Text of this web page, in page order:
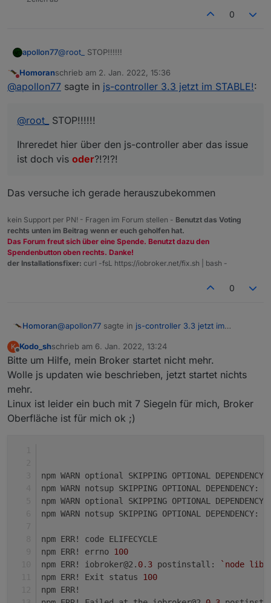
0
apollon77@root_ STOP!!!!!!
Ihreredet hier über den js-controller aber das issue
ist doch vis oder?!?!?!
Nicht stören
Homoranschrieb am 2. Jan. 2022, 15:36
zuletzt editiert von
@apollon77 sagte in js-controller 3.3 jetzt im STABLE!:
@root_
STOP!!!!!!
Ihreredet hier über den js-controller aber das issue
ist doch vis oder?!?!?!
Das versuche ich gerade herauszubekommen
kein Support per PN! - Fragen im Forum stellen - Benutzt das Voting
rechts unten im Beitrag wenn er euch geholfen hat.
Das Forum freut sich über eine Spende. Benutzt dazu den
Spendenbutton oben rechts. Danke!
der Installationsfixer: curl -fsL https://iobroker.net/fix.sh | bash -
0
Homoran@apollon77 sagte in js-controller 3.3 jetzt im
@ root_STOP!!!!!!
Ihreredet hier über den js-controller aber das
Das versuche ich gerade herauszubekommen
K
Offline
Kodo_shschrieb am 6. Jan. 2022, 13:24
zuletzt editiert von
Bitte um Hilfe, mein Broker startet nicht mehr.
Wolle js updaten wie beschrieben, jetzt startet nichts
mehr.
Linux ist leider ein buch mit 7 Siegeln für mich, Broker
Oberfläche ist für mich ok ;)
npm WARN optional SKIPPING OPTIONAL
npm WARN notsup SKIPPING OPTIONAL
npm WARN optional SKIPPING OPTIONAL
npm WARN notsup SKIPPING OPTIONAL
npm ERR! code ELIFECYCLE
npm ERR! errno 100
npm ERR! iobroker@2. 0. 3 postinstall:
`node
npm ERR! Exit status 100
npm ERR!